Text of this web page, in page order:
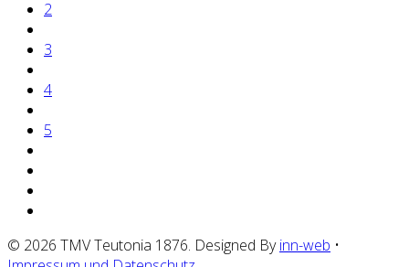
2
3
4
5
© 2026 TMV Teutonia 1876. Designed Byinn-web •